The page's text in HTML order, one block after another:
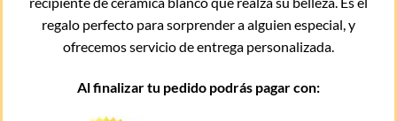
regalo perfecto para sorprender a alguien especial, y
ofrecemos servicio de entrega personalizada.
Al finalizar tu pedido podrás pagar con: